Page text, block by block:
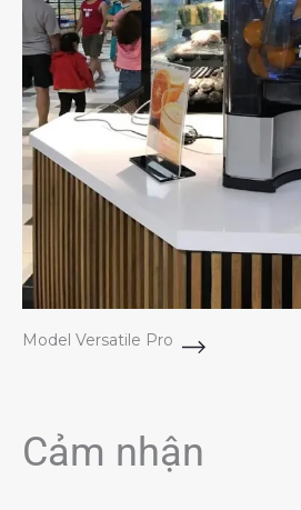
Model Versatile Pro
Cảm nhận